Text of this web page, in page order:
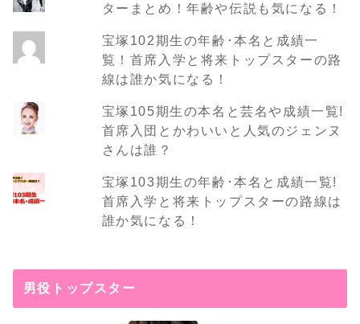
ターまとめ！年齢や伝説も気になる！
宝塚102期生の年齢･本名と成績一
覧！首席入学と将来トップスターの路
線は誰か気になる！
宝塚105期生の本名と芸名や成績一覧!
首席入団とかわいいと人気のジェンヌ
さんは誰？
宝塚103期生の年齢･本名と成績一覧!
首席入学と将来トップスターの路線は
誰か気になる！
男役トップスター